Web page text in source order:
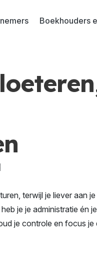
Boekhouders
terwijl je liever aan je
je je administratie én je
je controle en focus je